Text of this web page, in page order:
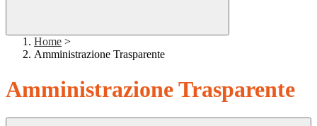
Home >
Amministrazione Trasparente
Amministrazione Trasparente